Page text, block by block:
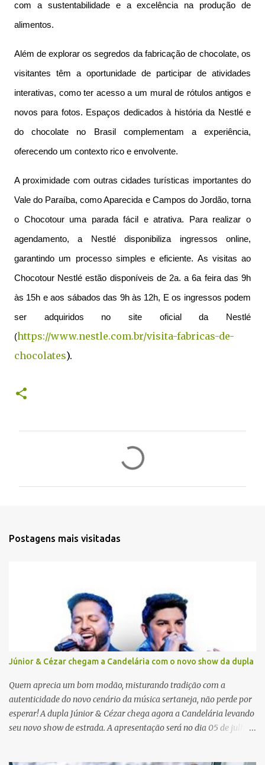
com a sustentabilidade e a excelência na produção de
alimentos.
Além de explorar os segredos da fabricação de chocolate, os
visitantes têm a oportunidade de participar de atividades
interativas, como ter acesso a um mural de rótulos antigos e
novos para fotos. Espaços dedicados à história da Nestlé e
do chocolate no Brasil complementam a experiência,
oferecendo um contexto rico e envolvente.
A proximidade com outras cidades turísticas importantes do
Vale do Paraíba, como Aparecida e Campos do Jordão, torna
o Chocotour uma parada fácil e atrativa. Para realizar o
agendamento, a Nestlé disponibiliza ingressos online,
garantindo um processo simples e eficiente. As visitas ao
Chocotour Nestlé estão disponíveis de 2a. a 6a feira das 9h
às 15h e aos sábados das 9h às 12h, E os ingressos podem
ser adquiridos no site oficial da Nestlé
(https://www.nestle.com.br/visita-fabricas-de-
chocolates).
Postagens mais visitadas
Júnior & Cézar chegam a Candelária com o novo show da dupla
Quem aprecia um bom modão, misturando tradição com a
autenticidade do novo cenário da música sertaneja, não perde por
esperar! A dupla Júnior & Cézar chega agora a Candelária levando
seu novo show de estrada. A apresentação será no dia 05 de julho